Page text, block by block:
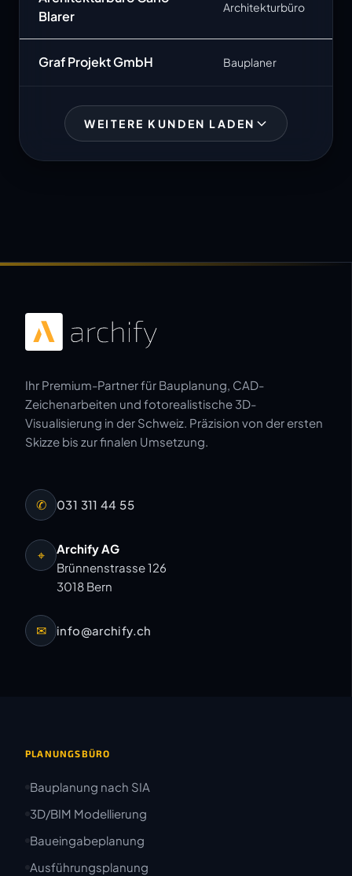
Blarer
Architekturbüro
Graf Projekt GmbH Bauplaner
WEITERE KUNDEN LADEN
Ihr Premium-Partner für Bauplanung, CAD-
Zeichenarbeiten und fotorealistische 3D-
Visualisierung in der Schweiz. Präzision von der ersten
Skizze bis zur finalen Umsetzung.
✆ 031 311 44 55
⌖
Archify AG
Brünnenstrasse 126
3018 Bern
✉ info@archify.ch
PLANUNGSBÜRO
Bauplanung nach SIA
3D/BIM Modellierung
Baueingabeplanung
Ausführungsplanung